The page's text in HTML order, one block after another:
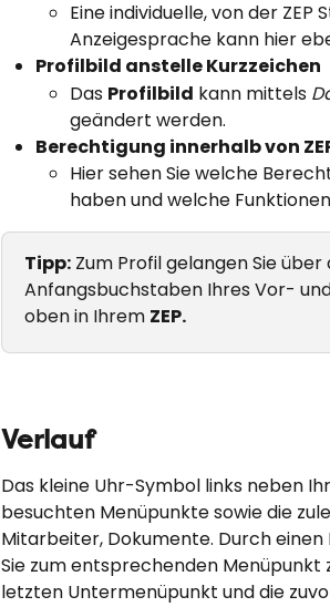
Eine individuelle, von der
Anzeigesprache kann hier
Profilbild anstelle Kurzzeichen
Das Profilbild kann mittels
geändert werden.
Berechtigung innerhalb von
Hier sehen Sie welche
haben und welche
Tipp: Zum Profil gelangen Sie
Anfangsbuchstaben Ihres Vor-
oben in Ihrem ZEP.
Verlauf
Das kleine Uhr-Symbol links neben
besuchten Menüpunkte sowie die
Mitarbeiter, Dokumente. Durch
Sie zum entsprechenden Menüpunkt
letzten Untermenüpunkt und die